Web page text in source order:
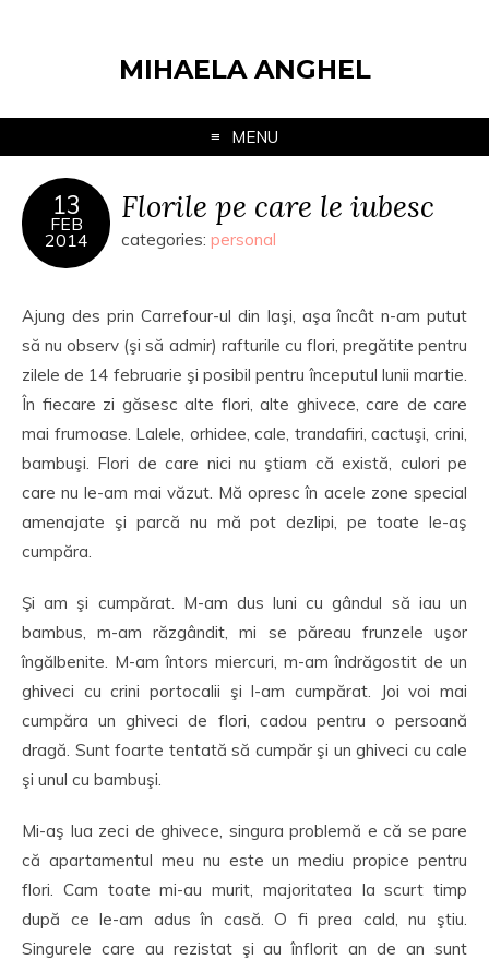
MIHAELA ANGHEL
MENU
13
FEB
2014
Florile pe care le iubesc
categories: personal
Ajung des prin Carrefour-ul din Iaşi, aşa încât n-am putut
să nu observ (şi să admir) rafturile cu flori, pregătite pentru
zilele de 14 februarie şi posibil pentru începutul lunii martie.
În fiecare zi găsesc alte flori, alte ghivece, care de care
mai frumoase. Lalele, orhidee, cale, trandafiri, cactuşi, crini,
bambuşi. Flori de care nici nu ştiam că există, culori pe
care nu le-am mai văzut. Mă opresc în acele zone special
amenajate şi parcă nu mă pot dezlipi, pe toate le-aş
cumpăra.
Şi am şi cumpărat. M-am dus luni cu gândul să iau un
bambus, m-am răzgândit, mi se păreau frunzele uşor
îngălbenite. M-am întors miercuri, m-am îndrăgostit de un
ghiveci cu crini portocalii şi l-am cumpărat. Joi voi mai
cumpăra un ghiveci de flori, cadou pentru o persoană
dragă. Sunt foarte tentată să cumpăr şi un ghiveci cu cale
şi unul cu bambuşi.
Mi-aş lua zeci de ghivece, singura problemă e că se pare
că apartamentul meu nu este un mediu propice pentru
flori. Cam toate mi-au murit, majoritatea la scurt timp
după ce le-am adus în casă. O fi prea cald, nu ştiu.
Singurele care au rezistat şi au înflorit an de an sunt